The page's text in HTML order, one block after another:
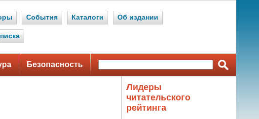
События Каталоги Об издании
Безопасность
Лидеры
читательского
рейтинга